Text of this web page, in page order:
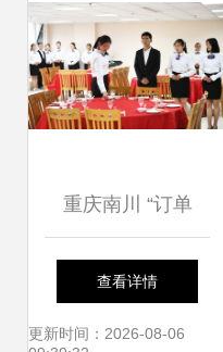
重庆南川 “订单
式”职业教育受欢迎
——揭秘餐饮管理
查看详情
更新时间：2026-08-06